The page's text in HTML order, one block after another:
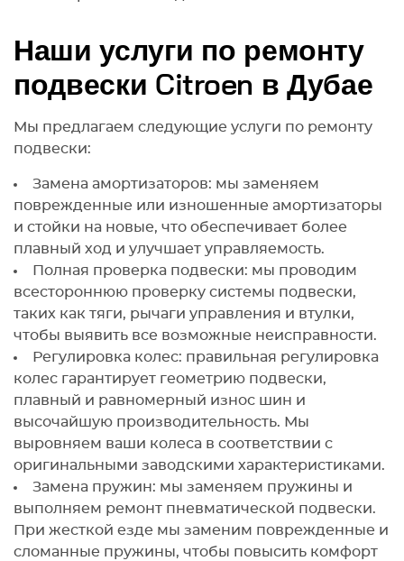
Наши услуги по ремонту
подвески Citroen в Дубае
Мы предлагаем следующие услуги по ремонту
подвески:
Замена амортизаторов: мы заменяем
поврежденные или изношенные амортизаторы
и стойки на новые, что обеспечивает более
плавный ход и улучшает управляемость.
Полная проверка подвески: мы проводим
всестороннюю проверку системы подвески,
таких как тяги, рычаги управления и втулки,
чтобы выявить все возможные неисправности.
Регулировка колес: правильная регулировка
колес гарантирует геометрию подвески,
плавный и равномерный износ шин и
высочайшую производительность. Мы
выровняем ваши колеса в соответствии с
оригинальными заводскими характеристиками.
Замена пружин: мы заменяем пружины и
выполняем ремонт пневматической подвески.
При жесткой езде мы заменим поврежденные и
сломанные пружины, чтобы повысить комфорт